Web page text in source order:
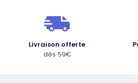
Livraison offerte
dès 59€